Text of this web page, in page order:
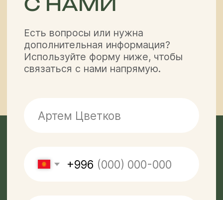
Туры
конфиденциальности
Контакты
+996 500 74 75 63
partner@off-roadtour.com
© Все права защищены